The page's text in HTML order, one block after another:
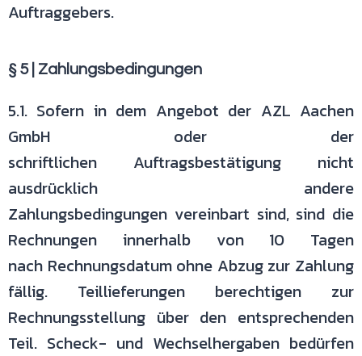
Auftraggebers.
§ 5 | Zahlungsbedingungen
5.1. Sofern in dem Angebot der AZL Aachen
GmbH oder der
schriftlichen Auftragsbestätigung nicht
ausdrücklich andere
Zahlungsbedingungen vereinbart sind, sind die
Rechnungen innerhalb von 10 Tagen
nach Rechnungsdatum ohne Abzug zur Zahlung
fällig. Teillieferungen berechtigen zur
Rechnungsstellung über den entsprechenden
Teil. Scheck- und Wechselhergaben bedürfen